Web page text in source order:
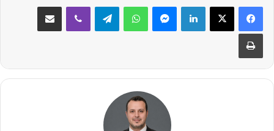
لينكدإن ماسنجر واتساب تيلقرام ڤايبر مشاركة عبر البريد
طباعة